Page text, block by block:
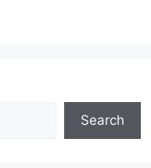
Search